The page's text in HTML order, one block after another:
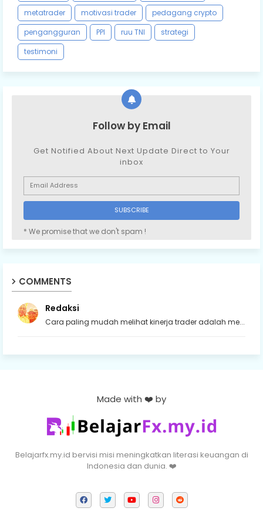
metatrader
motivasi trader
pedagang crypto
pengangguran
PPI ruu TNI
strategi
testimoni
Follow by Email
Get Notified About Next Update Direct to Your
inbox
* We promise that we don't spam !
COMMENTS
Redaksi
Cara paling mudah melihat kinerja trader adalah me...
Made with ❤️ by
Belajarfx.my.id bervisi misi meningkatkan literasi keuangan di
Indonesia dan dunia. ❤️